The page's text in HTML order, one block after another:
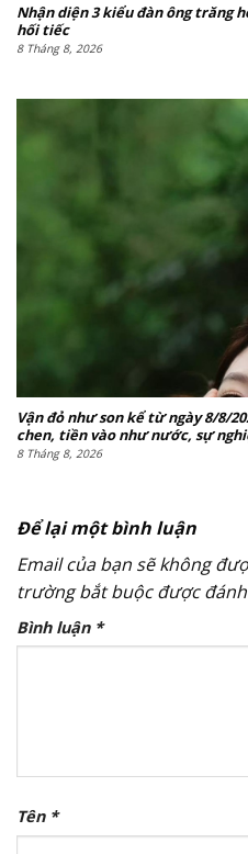
Nhận diện 3 kiểu đàn ông trăng
hối tiếc
8 Tháng 8, 2026
Vận đỏ như son kể từ ngày 8/8/
chen, tiền vào như nước, sự
8 Tháng 8, 2026
Để lại một bình luận
Email của bạn sẽ không
trường bắt buộc được
Bình luận *
Tên *